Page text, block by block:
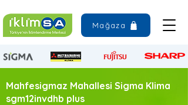
Mağaza
Mahfesigmaz Mahallesi Sigma Klima
sgm12invdhb plus